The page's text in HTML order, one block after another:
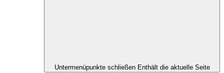
Untermenüpunkte schließen Enthält die aktuelle Seite